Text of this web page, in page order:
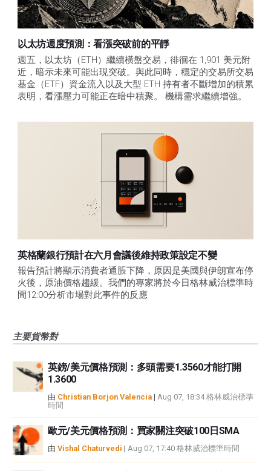
以太坊週度預測：看漲突破前的平靜
週五，以太坊（ETH）繼續橫盤交易，徘徊在 1,901 美元附
近，暗示未來可能出現突破。與此同時，穩定的交易所交易
基金（ETF）資金流入以及大型 ETH 持有者不斷增加的積累
表明，看漲壓力可能正在暗中積聚。 機構需求繼續增強。
英格蘭銀行預計在六月會議後維持政策設定不變
報告預計將顯示消費者通脹下降，原因是美國與伊朗宣布停
火後，原油價格趨緩。我們的專家將於今日格林威治標準時
間12:00分析市場對此事件的反應
主要貨幣對
英鎊/美元價格預測：多頭需要1.3560才能打開
1.3600
由 Christian Borjon Valencia | Aug 07, 18:34 格林威治標準
時間
歐元/美元價格預測：買家關注突破100日SMA
由 Vishal Chaturvedi | Aug 07, 17:40 格林威治標準時間